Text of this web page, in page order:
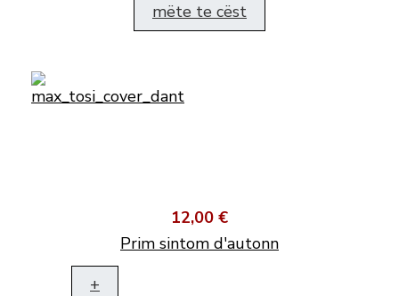
mëte te cëst
12,00 €
Prim sintom d'autonn
+